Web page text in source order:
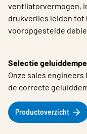
ventliatorvermogen,
drukverlies leiden tot
vooropgestelde
Selectie
Onze sales
de correcte
Productoverzicht